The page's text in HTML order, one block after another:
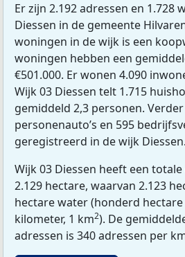
Er zijn 2.192 adressen en 1.728
Diessen in de gemeente
woningen in de wijk is een
woningen hebben een
€501.000. Er wonen 4.090
Wijk 03 Diessen telt 1.715
gemiddeld 2,3 personen.
personenauto’s en 595
geregistreerd in de wijk Diessen.
Wijk 03 Diessen heeft een
2.129 hectare, waarvan 2.123
hectare water (honderd
kilometer, 1 km2). De
adressen is 340 adressen per